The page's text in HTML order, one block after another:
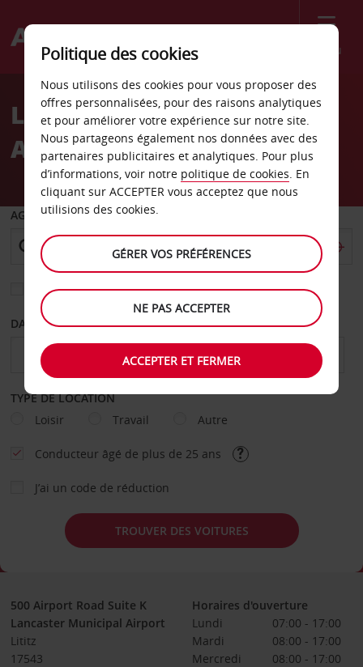
Menu
Welcome
AvisLocation de voiture
Aéroport de Lititz
AGENCE DE DÉPART
Sélectionnez une autre agence de retour
DATE DE DÉPART DATE DE RETOUR
TYPE DE LOCATION
Loisir
Travail Autre
Conducteur âgé de plus de 25 ans
J’ai un code de réduction
TROUVER DES VOITURES
500 Airport Road Suite K
Lancaster Municipal Airport
Lititz
17543
Horaires d'ouverture
Lundi
07:00 - 17:00
Mardi
08:00 - 17:00
Mercredi
08:00 - 17:00
Politique des cookies
Nous utilisons des cookies pour vous proposer des
offres personnalisées, pour des raisons analytiques
et pour améliorer votre expérience sur notre site.
Nous partageons également nos données avec des
partenaires publicitaires et analytiques. Pour plus
d’informations, voir notre politique de cookies. En
cliquant sur ACCEPTER vous acceptez que nous
utilisions des cookies.
GÉRER VOS PRÉFÉRENCES
NE PAS ACCEPTER
ACCEPTER ET FERMER